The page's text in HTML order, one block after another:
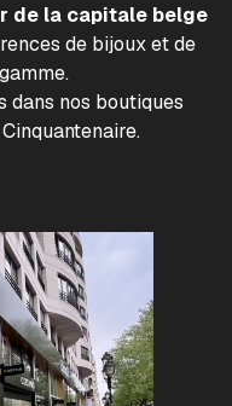
de la capitale belge
de bijoux et de
dans nos boutiques